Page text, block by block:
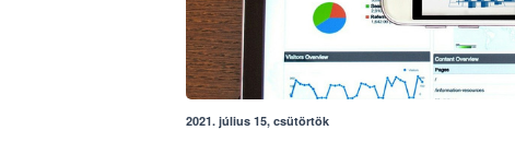
2021. július 15, csütörtök